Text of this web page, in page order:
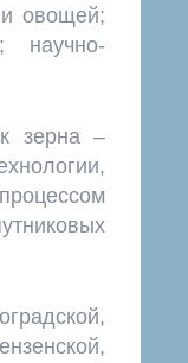
и овощей;
научно-
зерна –